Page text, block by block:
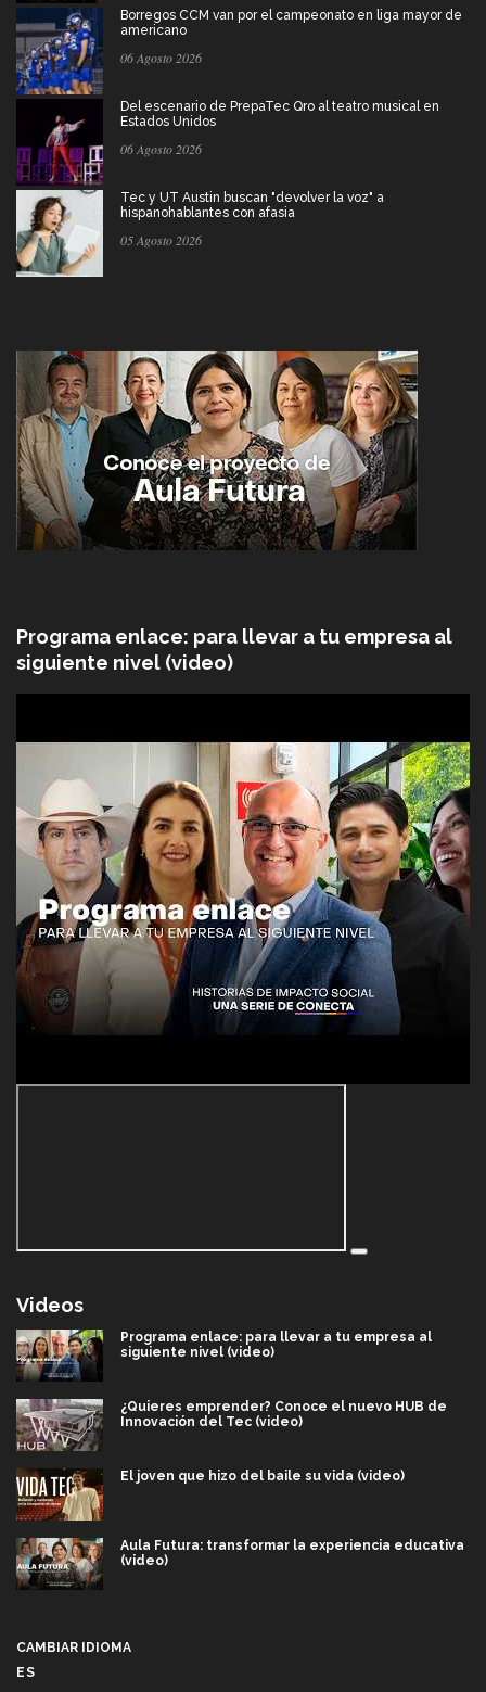
Borregos CCM van por el campeonato en liga mayor de
americano
06 Agosto 2026
Del escenario de PrepaTec Qro al teatro musical en
Estados Unidos
06 Agosto 2026
Tec y UT Austin buscan "devolver la voz" a
hispanohablantes con afasia
05 Agosto 2026
Programa enlace: para llevar a tu empresa al
siguiente nivel (video)
Videos
Programa enlace: para llevar a tu empresa al
siguiente nivel (video)
¿Quieres emprender? Conoce el nuevo HUB de
Innovación del Tec (video)
El joven que hizo del baile su vida (video)
Aula Futura: transformar la experiencia educativa
(video)
CAMBIAR IDIOMA
ES